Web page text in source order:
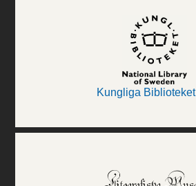
Kungliga Biblioteket